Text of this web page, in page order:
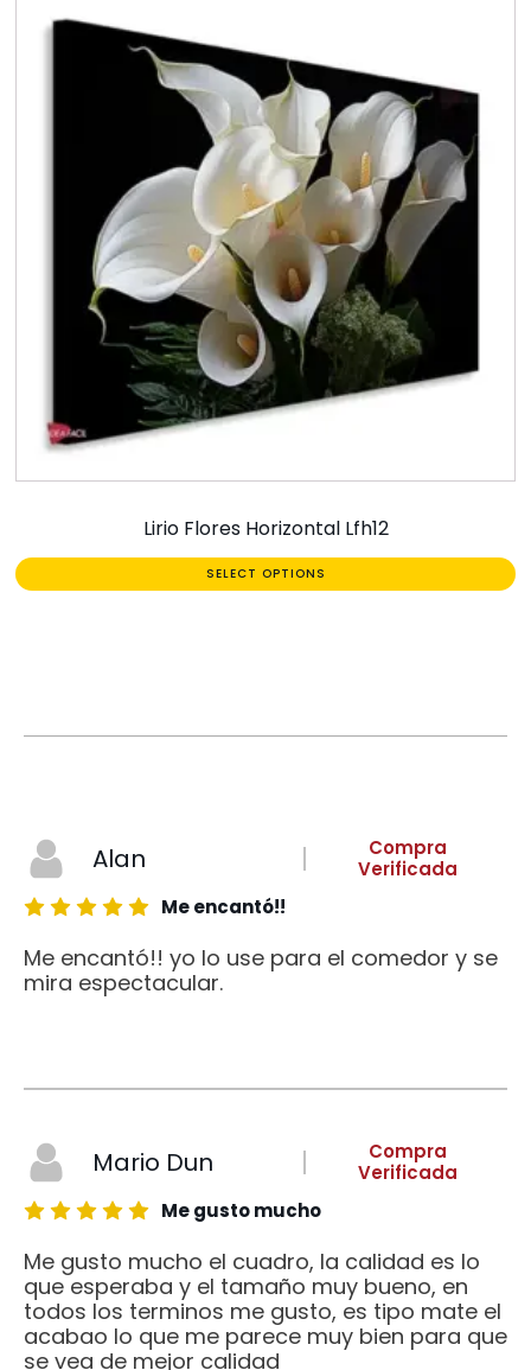
Lirio Flores Horizontal Lfh12
SELECT OPTIONS
Alan
Compra
Verificada
Me encantó!!
Me encantó!! yo lo use para el comedor y se
mira espectacular.
Mario Dun
Compra
Verificada
Me gusto mucho
Me gusto mucho el cuadro, la calidad es lo
que esperaba y el tamaño muy bueno, en
todos los terminos me gusto, es tipo mate el
acabao lo que me parece muy bien para que
se vea de mejor calidad